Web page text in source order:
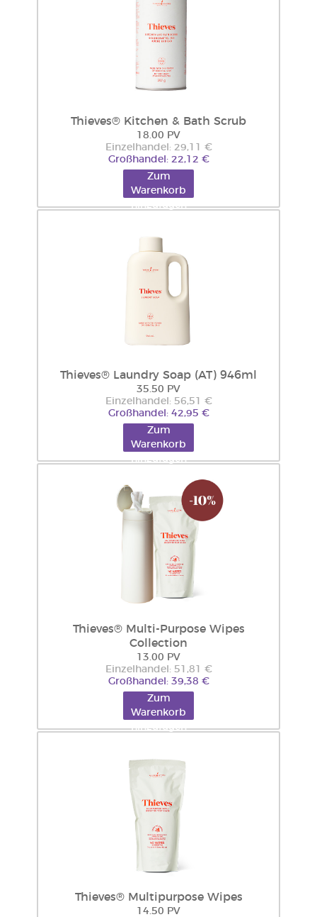
Thieves® Kitchen & Bath Scrub
18.00 PV
Einzelhandel: 29,11 €
Großhandel: 22,12 €
Zum
Warenkorb
hinzufügen
Thieves® Laundry Soap (AT) 946ml
35.50 PV
Einzelhandel: 56,51 €
Großhandel: 42,95 €
Zum
Warenkorb
hinzufügen
Thieves® Multi-Purpose Wipes
Collection
13.00 PV
Einzelhandel: 51,81 €
Großhandel: 39,38 €
Zum
Warenkorb
hinzufügen
Thieves® Multipurpose Wipes
14.50 PV